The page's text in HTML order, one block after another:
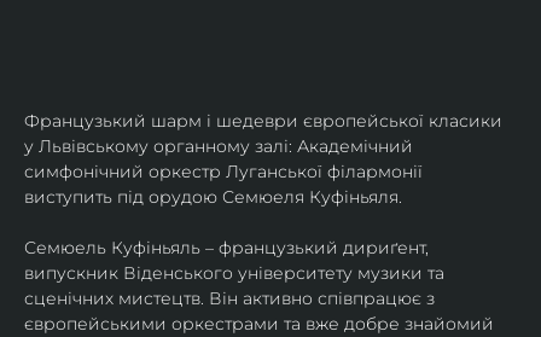
Французький шарм і шедеври європейської класики
у Львівському органному залі: Академічний
симфонічний оркестр Луганської філармонії
виступить під орудою Семюеля Куфіньяля.
Семюель Куфіньяль – французький дириґент,
випускник Віденського університету музики та
сценічних мистецтв. Він активно співпрацює з
європейськими оркестрами та вже добре знайомий